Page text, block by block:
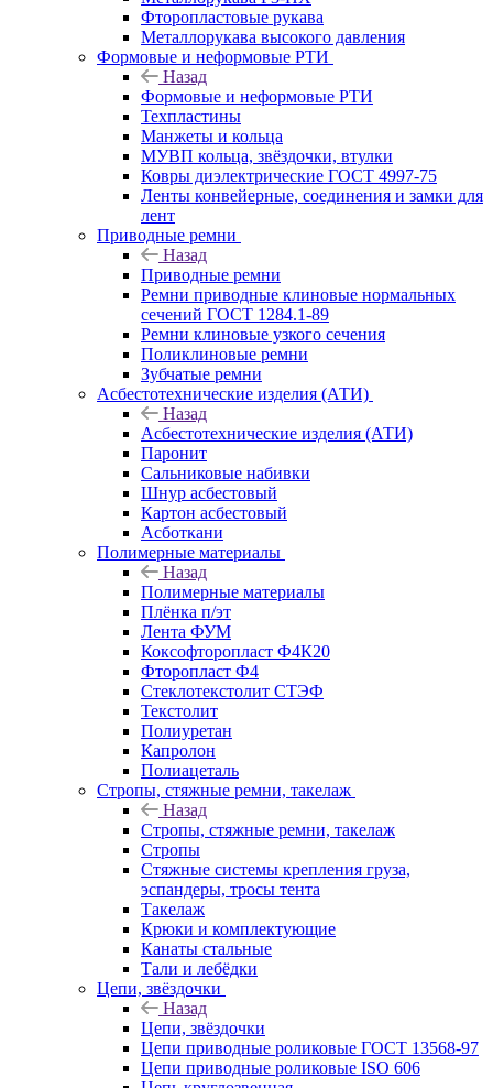
Фторопластовые рукава
Металлорукава высокого давления
Формовые и неформовые РТИ
Назад
Формовые и неформовые РТИ
Техпластины
Манжеты и кольца
МУВП кольца, звёздочки, втулки
Ковры диэлектрические ГОСТ 4997-75
Ленты конвейерные, соединения и замки для
лент
Приводные ремни
Назад
Приводные ремни
Ремни приводные клиновые нормальных
сечений ГОСТ 1284.1-89
Ремни клиновые узкого сечения
Поликлиновые ремни
Зубчатые ремни
Асбестотехнические изделия (АТИ)
Назад
Асбестотехнические изделия (АТИ)
Паронит
Сальниковые набивки
Шнур асбестовый
Картон асбестовый
Асботкани
Полимерные материалы
Назад
Полимерные материалы
Плёнка п/эт
Лента ФУМ
Коксофторопласт Ф4К20
Фторопласт Ф4
Стеклотекстолит СТЭФ
Текстолит
Полиуретан
Капролон
Полиацеталь
Стропы, стяжные ремни, такелаж
Назад
Стропы, стяжные ремни, такелаж
Стропы
Стяжные системы крепления груза,
эспандеры, тросы тента
Такелаж
Крюки и комплектующие
Канаты стальные
Тали и лебёдки
Цепи, звёздочки
Назад
Цепи, звёздочки
Цепи приводные роликовые ГОСТ 13568-97
Цепи приводные роликовые ISO 606